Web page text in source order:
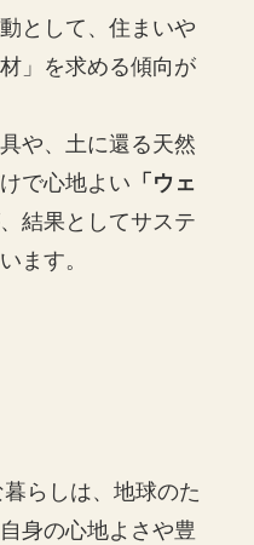
として、住まいや
」を求める傾向が
や、土に還る天然
で心地よい 「ウェ
結果としてサステ
ます。
らしは、地球のた
身の心地よさや豊